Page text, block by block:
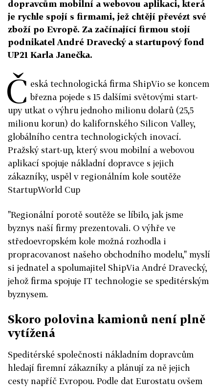
dopravcům mobilní a webovou aplikaci, která
je rychle spojí s firmami, jež chtějí převézt své
zboží po Evropě. Za začínající firmou stojí
podnikatel André Dravecký a startupový fond
UP21 Karla Janečka.
Č eská technologická firma ShipVio se koncem
března pojede s 15 dalšími světovými start-
upy utkat o výhru jednoho milionu dolarů (25,5
milionu korun) do kalifornského Silicon Valley,
globálního centra technologických inovací.
Pražský start-up, který svou mobilní a webovou
aplikací spojuje nákladní dopravce s jejich
zákazníky, uspěl v regionálním kole soutěže
StartupWorld Cup
"Regionální porotě soutěže se líbilo, jak jsme
byznys naší firmy prezentovali. O výhře ve
středoevropském kole možná rozhodla i
propracovanost našeho obchodního modelu," myslí
si jednatel a spolumajitel ShipVia André Dravecký,
jehož firma spojuje IT technologie se speditérským
byznysem.
Skoro polovina kamionů není plně
vytížená
Speditérské společnosti nákladním dopravcům
hledají firemní zákazníky a plánují za ně jejich
cesty napříč Evropou. Podle dat Eurostatu ovšem